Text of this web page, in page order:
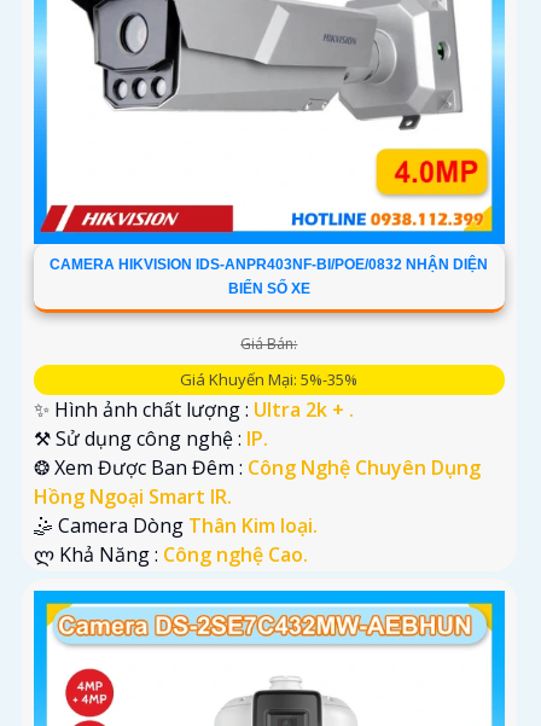
CAMERA HIKVISION IDS-ANPR403NF-BI/POE/0832 NHẬN DIỆN
BIỂN SỐ XE
Giá Bán:
Giá Khuyến Mại: 5%-35%
✨ Hình ảnh chất lượng : Ultra 2k + .
⚒ Sử dụng công nghệ : IP.
❂ Xem Được Ban Đêm : Công Nghệ Chuyên Dụng
Hồng Ngoại Smart IR.
🤹 Camera Dòng Thân Kim loại.
️ლ Khả Năng : Công nghệ Cao.